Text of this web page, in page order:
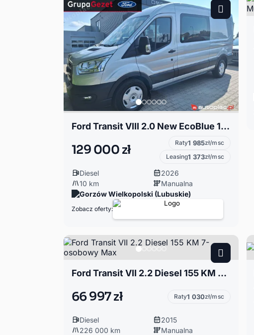
Ford Transit VIII 2.0 New EcoBlue 165KM M6 FWD Trend brygadow
129 000 zł Raty1 985zł/msc
Leasing1 373zł/msc
Diesel
2026
10 km
Manualna
Gorzów Wielkopolski (Lubuskie)
Zobacz oferty:
Ford Transit VII 2.2 Diesel 155 KM 7-osobowy Max
66 997 zł Raty1 030zł/msc
Diesel
2015
226 000 km
Manualna